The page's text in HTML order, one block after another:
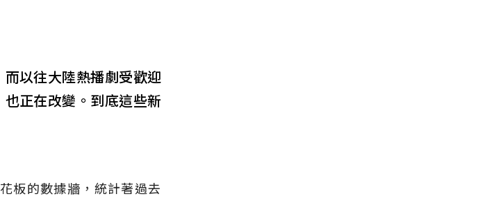
以往大陸熱播劇受歡迎
正在改變。到底這些新
板的數據牆，統計著過去